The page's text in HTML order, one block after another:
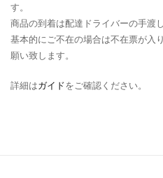
す。
商品の到着は配達ドライバーの手渡
基本的にご不在の場合は不在票が入
願い致します。
詳細はガイドをご確認ください。